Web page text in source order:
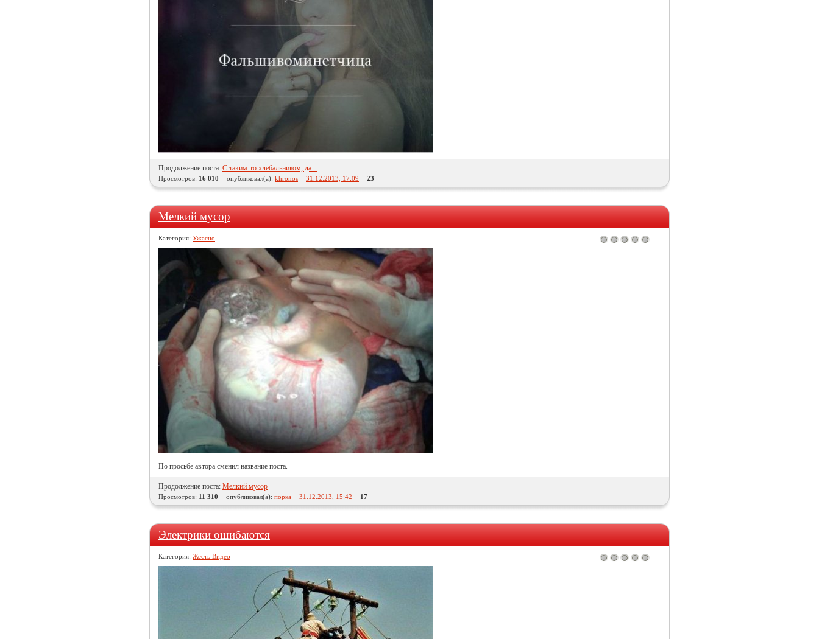
Продолжение поста: С таким-то хлебальником, да...
Просмотров: 16 010 опубликовал(а): khronos 31.12.2013, 17:09 23
Мелкий мусор
Категория: Ужасно
По просьбе автора сменил название поста.
Продолжение поста: Мелкий мусор
Просмотров: 11 310 опубликовал(а): порка 31.12.2013, 15:42 17
Электрики ошибаются
Категория: Жесть Видео